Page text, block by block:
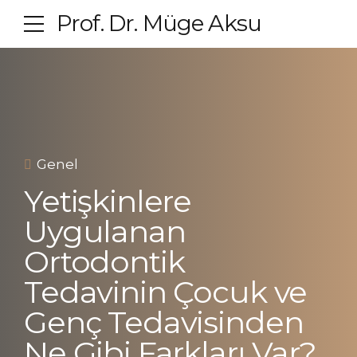
Prof. Dr. Müge Aksu
Genel
Yetişkinlere
Uygulanan
Ortodontik
Tedavinin Çocuk ve
Genç Tedavisinden